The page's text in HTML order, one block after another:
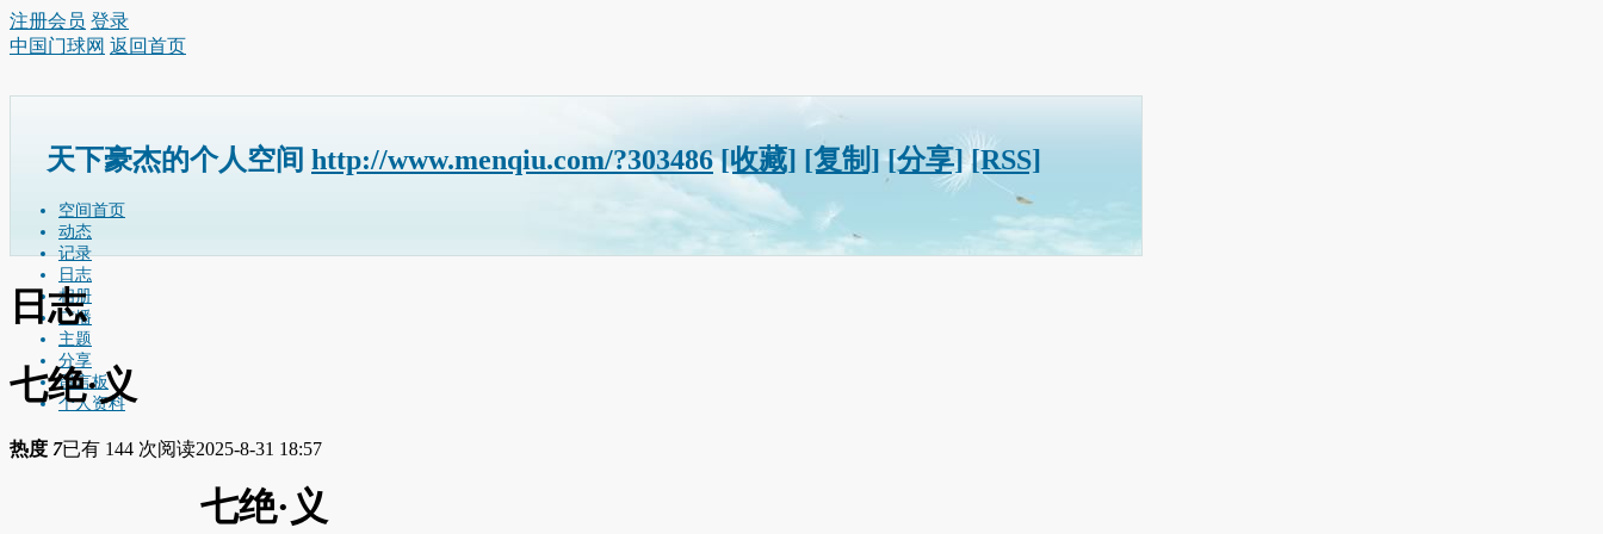
注册会员 登录
中国门球网 返回首页
天下豪杰的个人空间 http://www.menqiu.com/?303486 [收藏] [复制] [分享] [RSS]
空间首页
动态
记录
日志
相册
广播
主题
分享
留言板
个人资料
日志
七绝·义
热度 7已有 144 次阅读2025-8-31 18:57
七绝·义